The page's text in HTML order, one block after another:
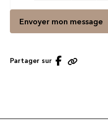
Partager sur
Partager